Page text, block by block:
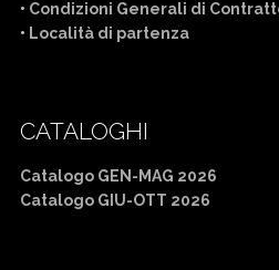
• Condizioni Generali di
• Località di partenza
CATALOGHI
Catalogo GEN-MAG 2026
Catalogo GIU-OTT 2026